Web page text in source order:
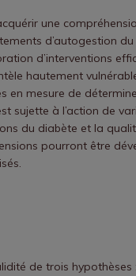
une
d’autogestion
d’interventions
hautement
en mesure de
sujette à l’action de
du diabète et la
pourront être
de trois hypothèses :